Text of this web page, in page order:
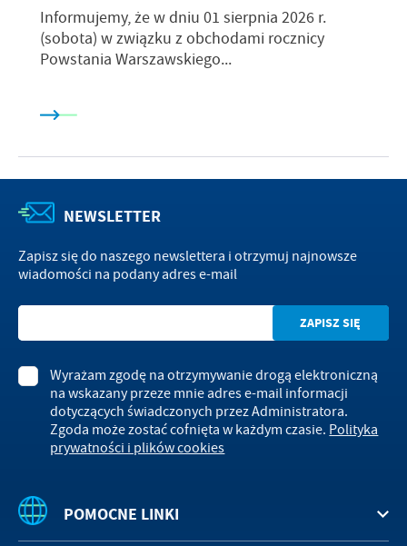
Informujemy, że w dniu 01 sierpnia 2026 r.
(sobota) w związku z obchodami rocznicy
Powstania Warszawskiego...
POMOCNE LINKI
NEWSLETTER
Zapisz się do naszego newslettera i otrzymuj najnowsze
wiadomości na podany adres e-mail
Wyrażam zgodę na otrzymywanie drogą elektroniczną
na wskazany przeze mnie adres e-mail informacji
dotyczących świadczonych przez Administratora.
Zgoda może zostać cofnięta w każdym czasie. Polityka
prywatności i plików cookies